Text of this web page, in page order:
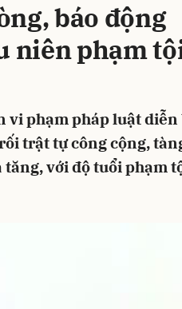
báo động
niên phạm
vi phạm pháp luật diễn
trật tự công cộng,
với độ tuổi phạm
Hủy Gửi